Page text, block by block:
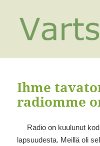
Ihme
radiomme
Radio on kuulunut
lapsuudesta. Meillä oli